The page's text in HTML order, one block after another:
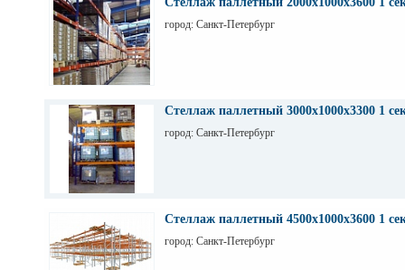
город: Санкт-Петербург
Стеллаж паллетный 3000х1000х3300 1
город: Санкт-Петербург
Стеллаж паллетный 4500х1000х3600 1
город: Санкт-Петербург